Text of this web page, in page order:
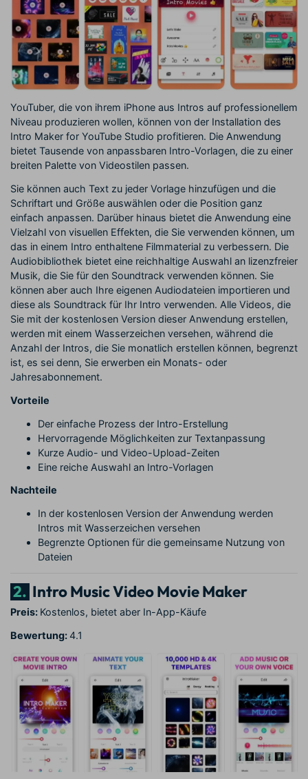
YouTuber, die von ihrem iPhone aus Intros auf professionellem
Niveau produzieren wollen, können von der Installation des
Intro Maker for YouTube Studio profitieren. Die Anwendung
bietet Tausende von anpassbaren Intro-Vorlagen, die zu einer
breiten Palette von Videostilen passen.
Sie können auch Text zu jeder Vorlage hinzufügen und die
Schriftart und Größe auswählen oder die Position ganz
einfach anpassen. Darüber hinaus bietet die Anwendung eine
Vielzahl von visuellen Effekten, die Sie verwenden können, um
das in einem Intro enthaltene Filmmaterial zu verbessern. Die
Audiobibliothek bietet eine reichhaltige Auswahl an lizenzfreier
Musik, die Sie für den Soundtrack verwenden können. Sie
können aber auch Ihre eigenen Audiodateien importieren und
diese als Soundtrack für Ihr Intro verwenden. Alle Videos, die
Sie mit der kostenlosen Version dieser Anwendung erstellen,
werden mit einem Wasserzeichen versehen, während die
Anzahl der Intros, die Sie monatlich erstellen können, begrenzt
ist, es sei denn, Sie erwerben ein Monats- oder
Jahresabonnement.
Vorteile
Der einfache Prozess der Intro-Erstellung
Hervorragende Möglichkeiten zur Textanpassung
Kurze Audio- und Video-Upload-Zeiten
Eine reiche Auswahl an Intro-Vorlagen
Nachteile
In der kostenlosen Version der Anwendung werden
Intros mit Wasserzeichen versehen
Begrenzte Optionen für die gemeinsame Nutzung von
Dateien
2. Intro Music Video Movie Maker
Preis: Kostenlos, bietet aber In-App-Käufe
Bewertung:4.1